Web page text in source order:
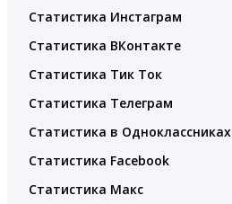
Статистика Инстаграм
Статистика ВКонтакте
Статистика Тик Ток
Статистика Телеграм
Статистика в Одноклассниках
Статистика Facebook
Статистика Макс